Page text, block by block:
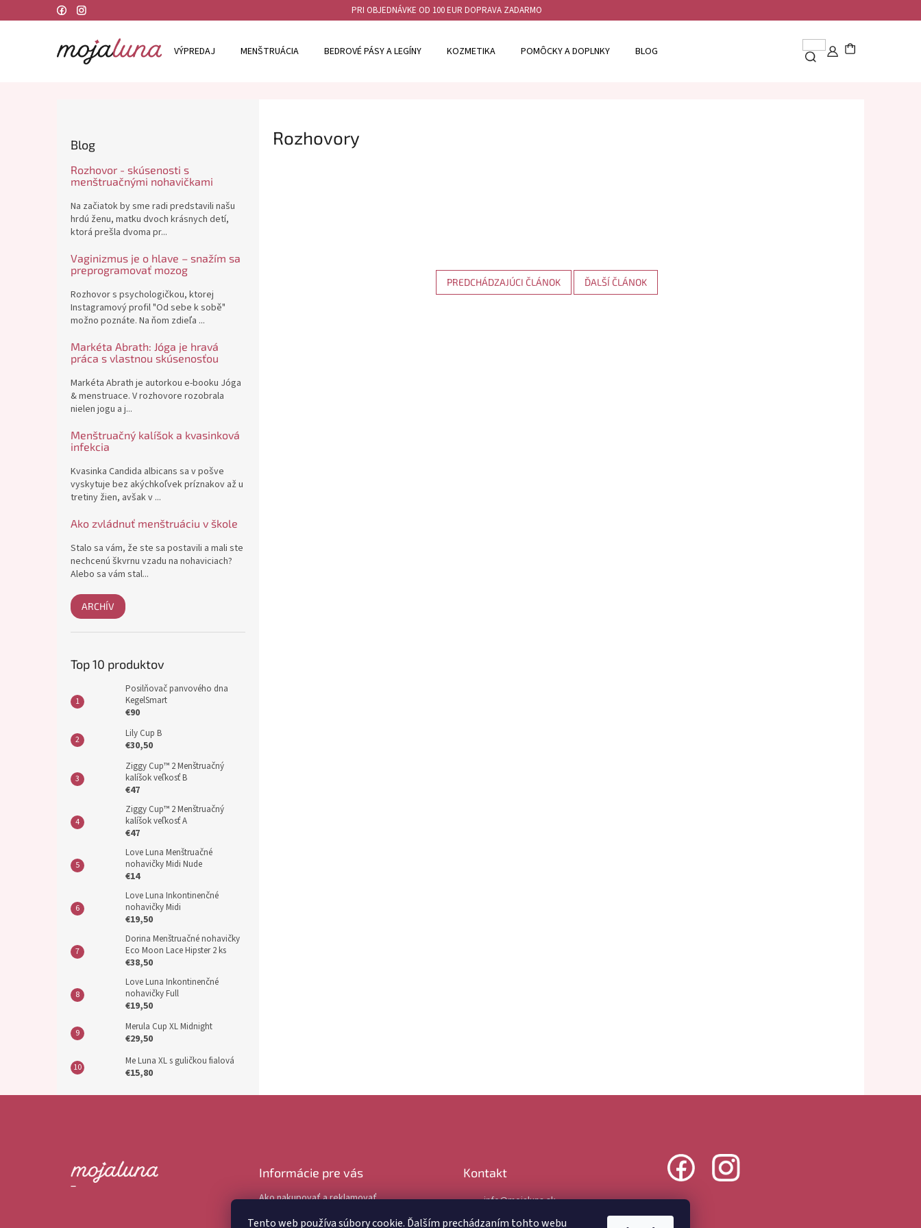
Tento web používa súbory cookie. Ďalším prechádzaním tohto webu
na
PRI OBJEDNÁVKE OD 100 EUR DOPRAVA ZADARMO
VÝPREDAJ MENŠTRUÁCIA BEDROVÉ PÁSY A LEGÍNY KOZMETIKA POMÔCKY A DOPLNKY BLOG
Domov
Blog
Rozhovor - skúsenosti s
menštruačnými nohavičkami
Na začiatok by sme radi predstavili našu
hrdú ženu, matku dvoch krásnych detí,
ktorá prešla dvoma pr...
Vaginizmus je o hlave – snažím sa
preprogramovať mozog
Rozhovor s psychologičkou, ktorej
Instagramový profil "Od sebe k sobě"
možno poznáte. Na ňom zdieľa ...
Markéta Abrath: Jóga je hravá
práca s vlastnou skúsenosťou
Markéta Abrath je autorkou e-booku Jóga
& menstruace. V rozhovore rozobrala
nielen jogu a j...
Menštruačný kalíšok a kvasinková
infekcia
Kvasinka Candida albicans sa v pošve
vyskytuje bez akýchkoľvek príznakov až u
tretiny žien, avšak v ...
Ako zvládnuť menštruáciu v škole
Stalo sa vám, že ste sa postavili a mali ste
nechcenú škvrnu vzadu na nohaviciach?
Alebo sa vám stal...
ARCHÍV
Top 10 produktov
Posilňovač panvového dna
KegelSmart
€90
Lily Cup B
€30,50
Ziggy Cup™ 2 Menštruačný
kalíšok veľkosť B
€47
Ziggy Cup™ 2 Menštruačný
kalíšok veľkosť A
€47
Love Luna Menštruačné
nohavičky Midi Nude
€14
Love Luna Inkontinenčné
nohavičky Midi
€19,50
Dorina Menštruačné nohavičky
Eco Moon Lace Hipster 2 ks
€38,50
Love Luna Inkontinenčné
nohavičky Full
€19,50
Merula Cup XL Midnight
€29,50
Me Luna XL s guličkou fialová
€15,80
Rozhovory
PREDCHÁDZAJÚCI ČLÁNOK ĎALŠÍ ČLÁNOK
Informácie pre vás
Ako nakupovať a reklamovať
Obchodné podmienky
Kontakt
info@mojaluna.sk
0917 77 11 77